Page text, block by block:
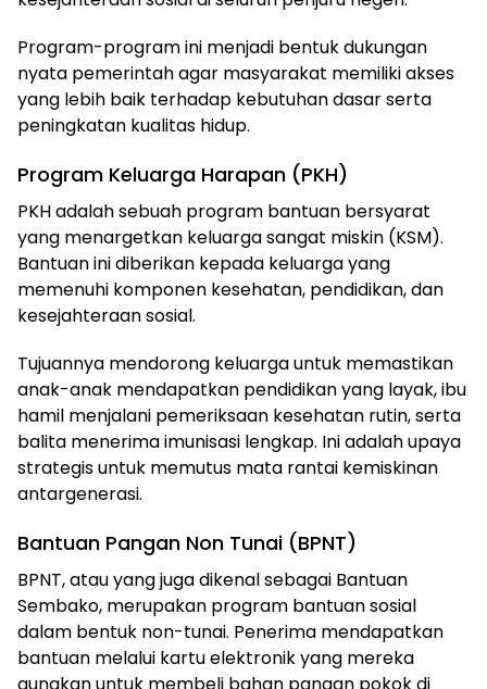
Program-program ini menjadi bentuk dukungan
nyata pemerintah agar masyarakat memiliki akses
yang lebih baik terhadap kebutuhan dasar serta
peningkatan kualitas hidup.
Program Keluarga Harapan (PKH)
PKH adalah sebuah program bantuan bersyarat
yang menargetkan keluarga sangat miskin (KSM).
Bantuan ini diberikan kepada keluarga yang
memenuhi komponen kesehatan, pendidikan, dan
kesejahteraan sosial.
Tujuannya mendorong keluarga untuk memastikan
anak-anak mendapatkan pendidikan yang layak, ibu
hamil menjalani pemeriksaan kesehatan rutin, serta
balita menerima imunisasi lengkap. Ini adalah upaya
strategis untuk memutus mata rantai kemiskinan
antargenerasi.
Bantuan Pangan Non Tunai (BPNT)
BPNT, atau yang juga dikenal sebagai Bantuan
Sembako, merupakan program bantuan sosial
dalam bentuk non-tunai. Penerima mendapatkan
bantuan melalui kartu elektronik yang mereka
gunakan untuk membeli bahan pangan pokok di